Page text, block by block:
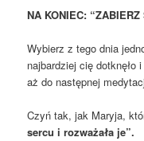
NA KONIEC: “ZABIERZ
Wybierz z tego dnia
najbardziej cię dotknęło
aż do następnej
Czyń tak, jak Maryja,
sercu i rozważała je”.